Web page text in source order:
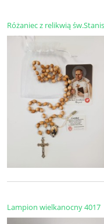
Różaniec z relikwią
Lampion wielkanocny 4017